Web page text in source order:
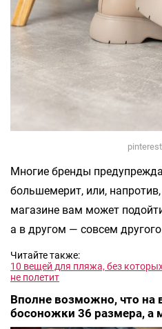
Многие бренды
большемерит, или,
магазине вам может
а в другом — совсем
Читайте также:
10 вещей для пляжа, без
не полетит
Вполне возможно, что на
босоножки 36 размера, а